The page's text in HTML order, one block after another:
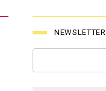
NEWSLETTER